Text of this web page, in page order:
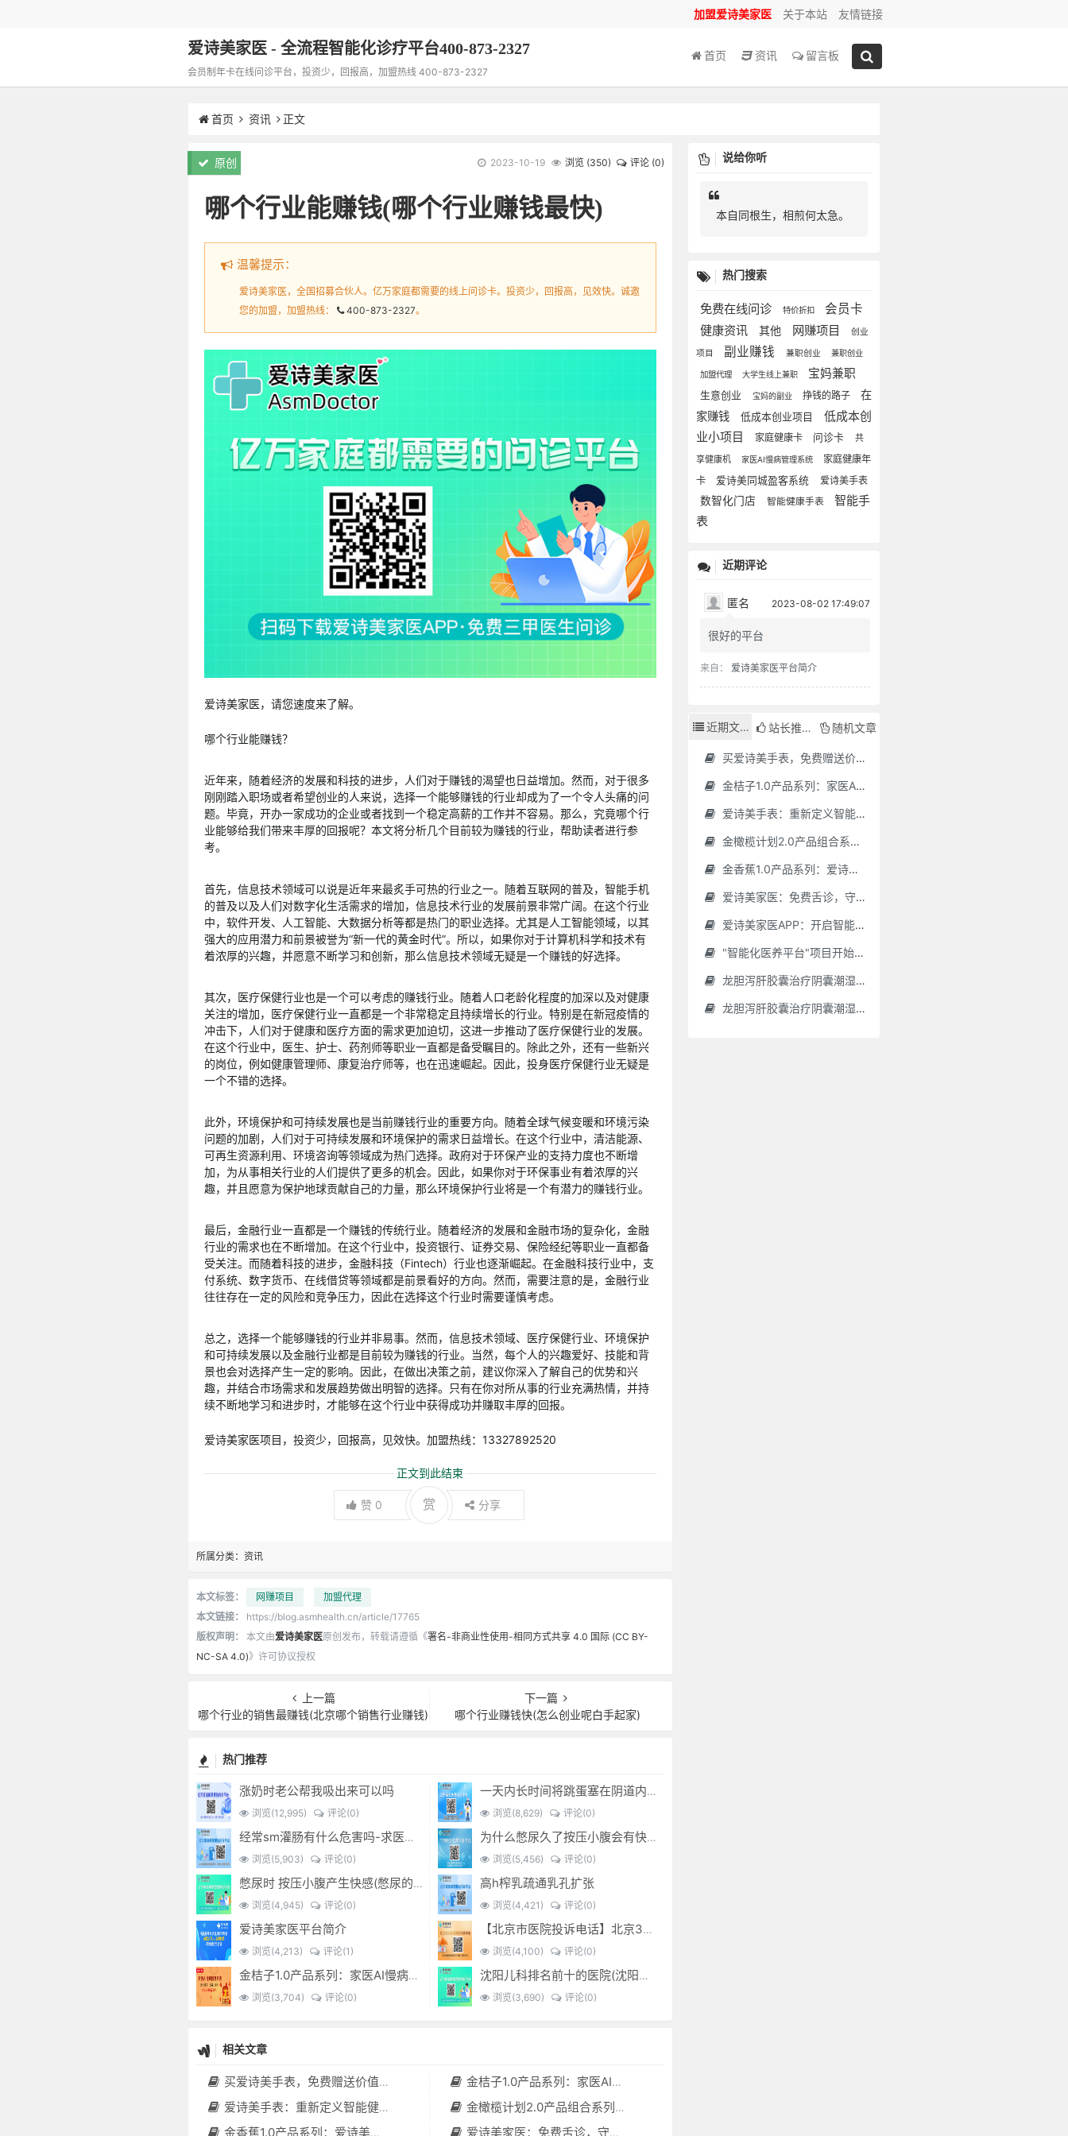
加盟爱诗美家医 关于本站 友情链接
爱诗美家医 - 全流程智能化诊疗平台400-873-2327
会员制年卡在线问诊平台，投资少，回报高，加盟热线 400-873-2327
首页 资讯 留言板
首页 资讯 正文
原创 2023-10-19 浏览 (350) 评论 (0)
哪个行业能赚钱(哪个行业赚钱最快)
温馨提示：
爱诗美家医，全国招募合伙人。亿万家庭都需要的线上问诊卡。投资少，回报高，见效快。诚邀
您的加盟，加盟热线：
400-873-2327。
爱诗美家医，请您速度来了解。
哪个行业能赚钱？
近年来，随着经济的发展和科技的进步，人们对于赚钱的渴望也日益增加。然而，对于很多
刚刚踏入职场或者希望创业的人来说，选择一个能够赚钱的行业却成为了一个令人头痛的问
题。毕竟，开办一家成功的企业或者找到一个稳定高薪的工作并不容易。那么，究竟哪个行
业能够给我们带来丰厚的回报呢？本文将分析几个目前较为赚钱的行业，帮助读者进行参
考。
首先，信息技术领域可以说是近年来最炙手可热的行业之一。随着互联网的普及，智能手机
的普及以及人们对数字化生活需求的增加，信息技术行业的发展前景非常广阔。在这个行业
中，软件开发、人工智能、大数据分析等都是热门的职业选择。尤其是人工智能领域，以其
强大的应用潜力和前景被誉为“新一代的黄金时代”。所以，如果你对于计算机科学和技术有
着浓厚的兴趣，并愿意不断学习和创新，那么信息技术领域无疑是一个赚钱的好选择。
其次，医疗保健行业也是一个可以考虑的赚钱行业。随着人口老龄化程度的加深以及对健康
关注的增加，医疗保健行业一直都是一个非常稳定且持续增长的行业。特别是在新冠疫情的
冲击下，人们对于健康和医疗方面的需求更加迫切，这进一步推动了医疗保健行业的发展。
在这个行业中，医生、护士、药剂师等职业一直都是备受瞩目的。除此之外，还有一些新兴
的岗位，例如健康管理师、康复治疗师等，也在迅速崛起。因此，投身医疗保健行业无疑是
一个不错的选择。
此外，环境保护和可持续发展也是当前赚钱行业的重要方向。随着全球气候变暖和环境污染
问题的加剧，人们对于可持续发展和环境保护的需求日益增长。在这个行业中，清洁能源、
可再生资源利用、环境咨询等领域成为热门选择。政府对于环保产业的支持力度也不断增
加，为从事相关行业的人们提供了更多的机会。因此，如果你对于环保事业有着浓厚的兴
趣，并且愿意为保护地球贡献自己的力量，那么环境保护行业将是一个有潜力的赚钱行业。
最后，金融行业一直都是一个赚钱的传统行业。随着经济的发展和金融市场的复杂化，金融
行业的需求也在不断增加。在这个行业中，投资银行、证券交易、保险经纪等职业一直都备
受关注。而随着科技的进步，金融科技（Fintech）行业也逐渐崛起。在金融科技行业中，支
付系统、数字货币、在线借贷等领域都是前景看好的方向。然而，需要注意的是，金融行业
往往存在一定的风险和竞争压力，因此在选择这个行业时需要谨慎考虑。
总之，选择一个能够赚钱的行业并非易事。然而，信息技术领域、医疗保健行业、环境保护
和可持续发展以及金融行业都是目前较为赚钱的行业。当然，每个人的兴趣爱好、技能和背
景也会对选择产生一定的影响。因此，在做出决策之前，建议你深入了解自己的优势和兴
趣，并结合市场需求和发展趋势做出明智的选择。只有在你对所从事的行业充满热情，并持
续不断地学习和进步时，才能够在这个行业中获得成功并赚取丰厚的回报。
爱诗美家医项目，投资少，回报高，见效快。加盟热线：13327892520
正文到此结束
赞 0 赏 分享
所属分类： 资讯
本文标签： 网赚项目
加盟代理
本文链接：
https://blog.asmhealth.cn/article/17765
版权声明：
本文由爱诗美家医原创发布，转载请遵循《署名-非商业性使用-相同方式共享 4.0 国际 (CC BY-
NC-SA 4.0)》许可协议授权
上一篇
哪个行业的销售最赚钱(北京哪个销售行业赚钱)
下一篇
哪个行业赚钱快(怎么创业呢白手起家)
热门推荐
涨奶时老公帮我吸出来可以吗
浏览(12,995) 评论(0)
一天内长时间将跳蛋塞在阴道内 有什么危害免...(跳蛋是放哪里)
浏览(8,629) 评论(0)
经常sm灌肠有什么危害吗-求医问药-
浏览(5,903) 评论(0)
为什么憋尿久了按压小腹会有快感_-
浏览(5,456) 评论(0)
憋尿时 按压小腹产生快感(憋尿的时候按压小腹是什么感觉)
浏览(4,945) 评论(0)
高h榨乳疏通乳孔扩张
浏览(4,421) 评论(0)
爱诗美家医平台简介
浏览(4,213) 评论(1)
【北京市医院投诉电话】北京301医院电话--(北京301医院投诉电话多少)
浏览(4,100) 评论(0)
金桔子1.0产品系列：家医AI慢病管理项目全国招募区域合伙人，低投入，高回报，长收益
浏览(3,704) 评论(0)
沈阳儿科排名前十的医院(沈阳儿科最好的医院)
浏览(3,690) 评论(0)
相关文章
买爱诗美手表，免费赠送价值30000元的数智化门店系统一套（含硬件）
金桔子1.0产品系列：家医AI慢病管理项目全国招募区域合伙人，低投入，高回报，长收益
爱诗美手表：重新定义智能健康管理的“医疗级守护者”
金橄榄计划2.0产品组合系列：健康分布机（健康一体机）+慢病管理系统，可落地在健康小屋，社区服务中心等等
金香蕉1.0产品系列：爱诗美家医健康分布机，健康一体机，社区服务中心，药店，健康小屋都需要
爱诗美家医：免费舌诊，守护您的健康之旅
说给你听
本自同根生，相煎何太急。
热门搜索
免费在线问诊 特价折扣
会员卡
健康资讯
其他 网赚项目 创业
项目 副业赚钱 兼职创业 兼职创业
加盟代理 大学生线上兼职 宝妈兼职
生意创业 宝妈的副业 挣钱的路子
在
家赚钱
低成本创业项目
低成本创
业小项目
家庭健康卡 问诊卡
共
享健康机
家医AI慢病管理系统
家庭健康年
卡
爱诗美同城盈客系统 爱诗美手表
数智化门店 智能健康手表
智能手
表
近期评论
匿名 2023-08-02 17:49:07
很好的平台
来自： 爱诗美家医平台简介
近期文章 站长推荐 随机文章
买爱诗美手表，免费赠送价值30000元的数智化门店系统一套（含硬件）
金桔子1.0产品系列：家医AI慢病管理项目全国招募区域合伙人，低投入，高回报，长收益
爱诗美手表：重新定义智能健康管理的“医疗级守护者”
金橄榄计划2.0产品组合系列：健康分布机（健康一体机）+慢病管理系统，可落地在健康小屋，社区服务中心等等
金香蕉1.0产品系列：爱诗美家医健康分布机，健康一体机，社区服务中心，药店，健康小屋都需要
爱诗美家医：免费舌诊，守护您的健康之旅
爱诗美家医APP：开启智能舌诊新时代.舌诊app软件有哪些 好用的舌诊app大全
"智能化医养平台"项目开始招商了，零加盟费，终身自动赚钱
龙胆泻肝胶囊治疗阴囊潮湿吗(龙胆泻肝胶囊治疗阴囊潮湿吗怎么服用)
龙胆泻肝胶囊治疗阴囊潮湿吗怎么服用(龙胆泻肝胶囊治疗阴囊潮湿吗怎么服用效果好)